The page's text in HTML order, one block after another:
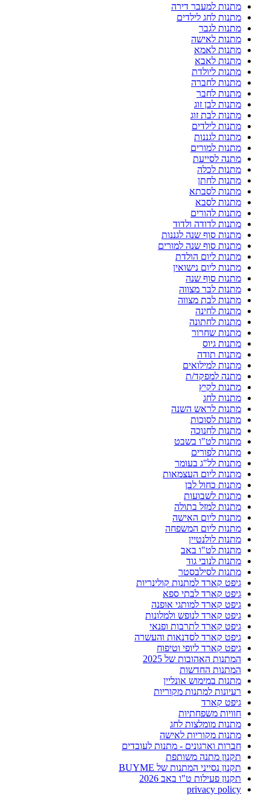
מתנות למעבר דירה
מתנות לחג לילדים
מתנות לגבר
מתנות לאישה
מתנות לאמא
מתנות לאבא
מתנות ליולדת
מתנות לחברה
מתנות לחבר
מתנות לבן זוג
מתנות לבת זוג
מתנות לילדים
מתנות לגננות
מתנות למורים
מתנה לסייעת
מתנות לכלה
מתנות לחתן
מתנות לסבתא
מתנות לסבא
מתנות להורים
מתנות לדודה ולדוד
מתנות סוף שנה לגננות
מתנות סוף שנה למורים
מתנות ליום הולדת
מתנות ליום נישואין
מתנות סוף שנה
מתנות לבר מצווה
מתנות לבת מצווה
מתנות לחינה
מתנות לחתונה
מתנות שחרור
מתנות גיוס
מתנות תודה
מתנות למילואים
מתנה למפקד/ת
מתנות לקיץ
מתנות לחג
מתנות לראש השנה
מתנות לסוכות
מתנות לחנוכה
מתנות לט"ו בשבט
מתנות לפורים
מתנות לל"ג בעומר
מתנות ליום העצמאות
מתנות כחול לבן
מתנות לשבועות
מתנות למזל בתולה
מתנות ליום האישה
מתנות ליום המשפחה
מתנות לולנטיין
מתנות לט"ו באב
מתנות לנובי גוד
מתנות לסילבסטר
גיפט קארד למתנות קולינריות
גיפט קארד לבתי ספא
גיפט קארד למותגי אופנה
גיפט קארד לנופש ולמלונות
גיפט קארד לתרבות ופנאי
גיפט קארד לסדנאות והעשרה
גיפט קארד ליופי וטיפוח
המתנות האהובות של 2025
המתנות החדשות
מתנות במימוש אונליין
רעיונות למתנות מקוריות
גיפט קארד
חוויות משפחתיות
מתנות מומלצות לחג
מתנות מקוריות לאישה
חברות וארגונים - מתנות לעובדים
תקנון מתנה משותפת
תקנון נסייני המתנות של BUYME
תקנון פעילות ט"ו באב 2026
privacy policy